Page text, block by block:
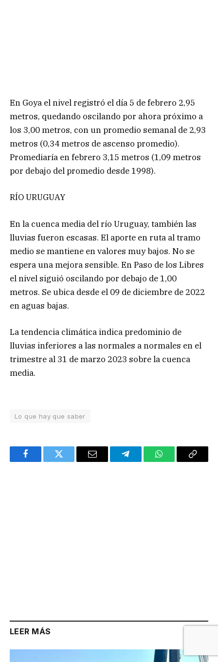
En Goya el nivel registró el día 5 de febrero 2,95
metros, quedando oscilando por ahora próximo a
los 3,00 metros, con un promedio semanal de 2,93
metros (0,34 metros de ascenso promedio).
Promediaría en febrero 3,15 metros (1,09 metros
por debajo del promedio desde 1998).
RÍO URUGUAY
En la cuenca media del río Uruguay, también las
lluvias fueron escasas. El aporte en ruta al tramo
medio se mantiene en valores muy bajos. No se
espera una mejora sensible. En Paso de los Libres
el nivel siguió oscilando por debajo de 1,00
metros. Se ubica desde el 09 de diciembre de 2022
en aguas bajas.
La tendencia climática indica predominio de
lluvias inferiores a las normales a normales en el
trimestre al 31 de marzo 2023 sobre la cuenca
media.
Lo que hay que saber
FacebookTwitter Email TelegramWhatsAppCopy
LEER MÁS